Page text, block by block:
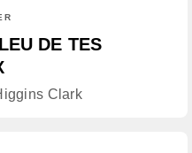
DE TES
Clark